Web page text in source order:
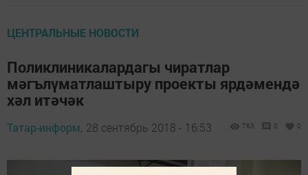
ЦЕНТРАЛЬНЫЕ НОВОСТИ
Поликлиникалардагы чиратлар
мәгълүматлаштыру проекты ярдәмендә
хәл итәчәк
Татар-информ, 28 сентябрь 2018 - 16:53 763 0 0